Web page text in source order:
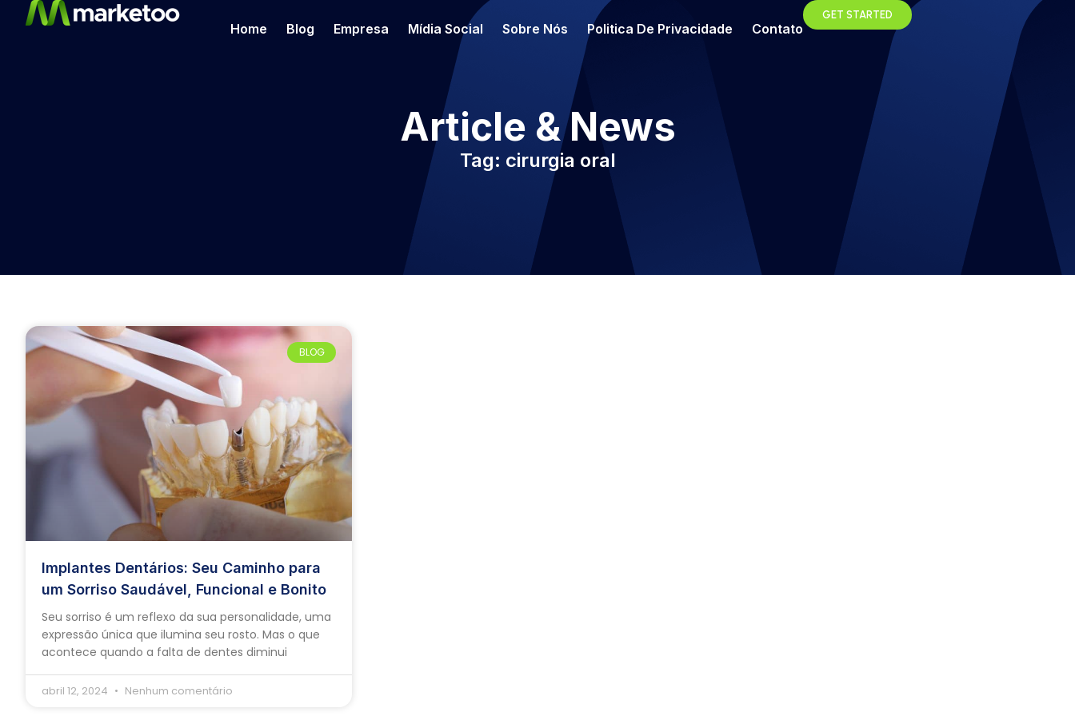
Home Blog Empresa Mídia Social Sobre Nós Politica De Privacidade Contato
GET STARTED
Article & News
Tag: cirurgia oral
BLOG
Implantes Dentários: Seu Caminho para
um Sorriso Saudável, Funcional e Bonito
Seu sorriso é um reflexo da sua personalidade, uma
expressão única que ilumina seu rosto. Mas o que
acontece quando a falta de dentes diminui
abril 12, 2024 Nenhum comentário